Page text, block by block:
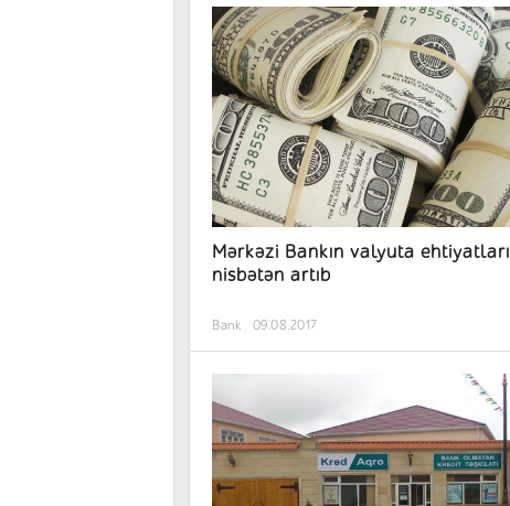
Mərkəzi Bankın valyuta ehtiyatları
nisbətən artıb
Bank 09.08.2017